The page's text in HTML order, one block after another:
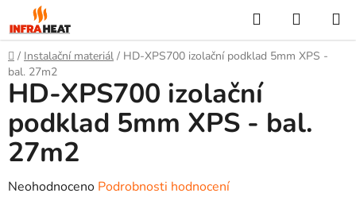
na
obsah
Hledat
KOŠÍK
Domů
/ Instalační materiál / HD-XPS700 izolační podklad 5mm XPS -
bal. 27m2
HD-XPS700 izolační
podklad 5mm XPS - bal.
27m2
Průměrné
Neohodnoceno Podrobnosti hodnocení